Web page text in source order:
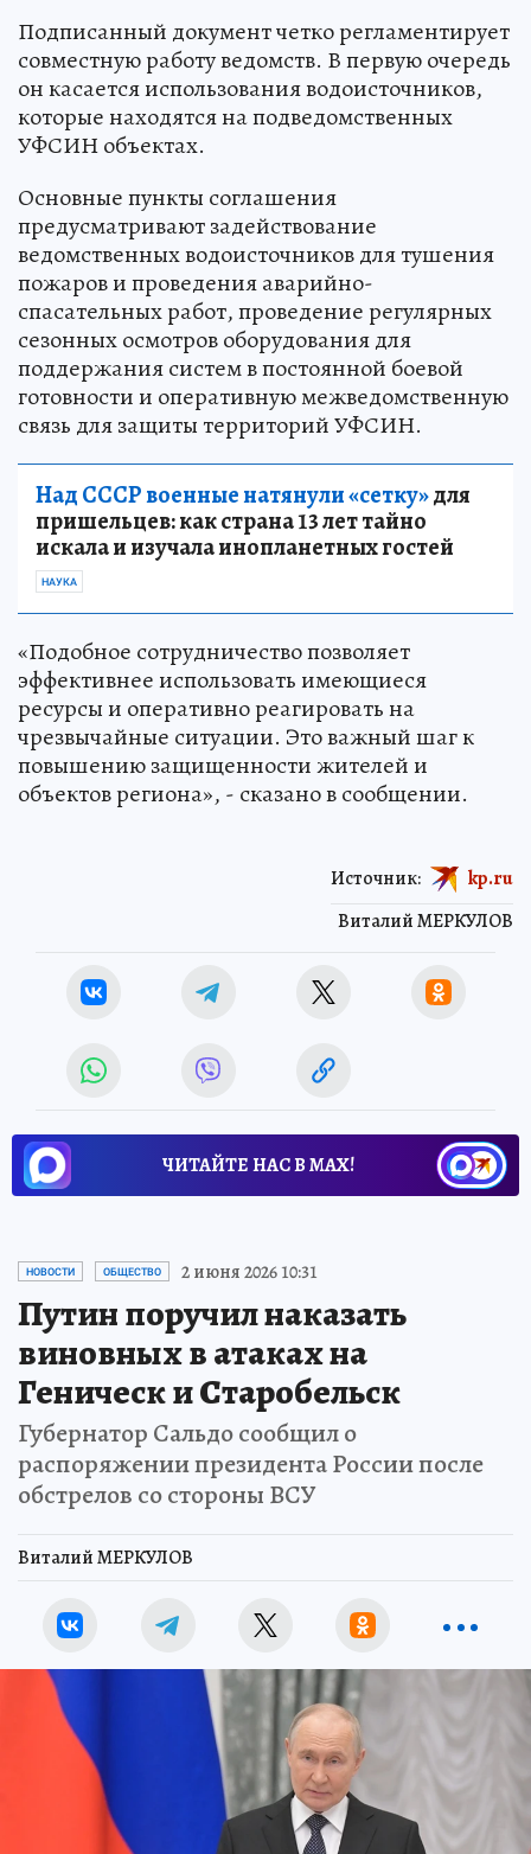
Подписанный документ четко регламентирует
совместную работу ведомств. В первую очередь
он касается использования водоисточников,
которые находятся на подведомственных
УФСИН объектах.
Основные пункты соглашения
предусматривают задействование
ведомственных водоисточников для тушения
пожаров и проведения аварийно-
спасательных работ, проведение регулярных
сезонных осмотров оборудования для
поддержания систем в постоянной боевой
готовности и оперативную межведомственную
связь для защиты территорий УФСИН.
Над СССР военные натянули «сетку»для
пришельцев: как страна 13 лет тайно
искала и изучала инопланетных гостей
НАУКА
«Подобное сотрудничество позволяет
эффективнее использовать имеющиеся
ресурсы и оперативно реагировать на
чрезвычайные ситуации. Это важный шаг к
повышению защищенности жителей и
объектов региона», - сказано в сообщении.
Виталий МЕРКУЛОВ
Источник: kp.ru
ЧИТАЙТЕ НАС В МАХ!
НОВОСТИ ОБЩЕСТВО 2 июня 2026 10:31
Путин поручил наказать
виновных в атаках на
Геническ и Старобельск
Губернатор Сальдо сообщил о
распоряжении президента России после
обстрелов со стороны ВСУ
Виталий МЕРКУЛОВ